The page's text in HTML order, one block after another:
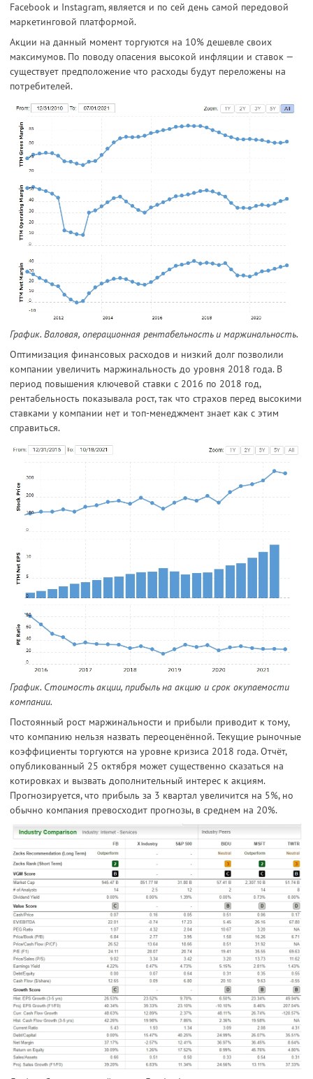
Facebook и Instagram, является и по сей день самой передовой
маркетинговой платформой.
Акции на данный момент торгуются на 10% дешевле своих
максимумов. По поводу опасения высокой инфляции и ставок —
существует предположение что расходы будут переложены на
потребителей.
График. Валовая, операционная рентабельность и маржинальность.
Оптимизация финансовых расходов и низкий долг позволили
компании увеличить маржинальность до уровня 2018 года. В
период повышения ключевой ставки с 2016 по 2018 год,
рентабельность показывала рост, так что страхов перед высокими
ставками у компании нет и топ-менеджмент знает как с этим
справиться.
График. Стоимость акции, прибыль на акцию и срок окупаемости
компании.
Постоянный рост маржинальности и прибыли приводит к тому,
что компанию нельзя назвать переоценённой. Текущие рыночные
коэффициенты торгуются на уровне кризиса 2018 года. Отчёт,
опубликованный 25 октября может существенно сказаться на
котировках и вызвать дополнительный интерес к акциям.
Прогнозируется, что прибыль за 3 квартал увеличится на 5%, но
обычно компания превосходит прогнозы, в среднем на 20%.